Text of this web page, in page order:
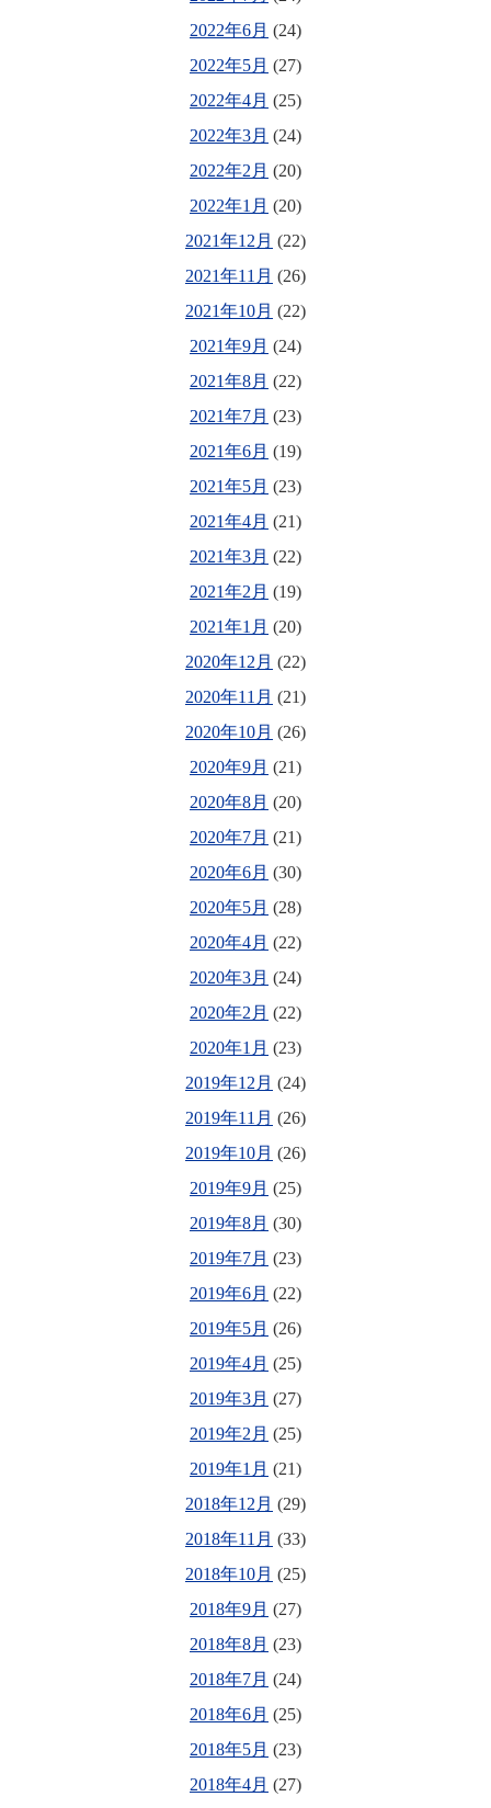
2022年6月 (24)
2022年5月 (27)
2022年4月 (25)
2022年3月 (24)
2022年2月 (20)
2022年1月 (20)
2021年12月 (22)
2021年11月 (26)
2021年10月 (22)
2021年9月 (24)
2021年8月 (22)
2021年7月 (23)
2021年6月 (19)
2021年5月 (23)
2021年4月 (21)
2021年3月 (22)
2021年2月 (19)
2021年1月 (20)
2020年12月 (22)
2020年11月 (21)
2020年10月 (26)
2020年9月 (21)
2020年8月 (20)
2020年7月 (21)
2020年6月 (30)
2020年5月 (28)
2020年4月 (22)
2020年3月 (24)
2020年2月 (22)
2020年1月 (23)
2019年12月 (24)
2019年11月 (26)
2019年10月 (26)
2019年9月 (25)
2019年8月 (30)
2019年7月 (23)
2019年6月 (22)
2019年5月 (26)
2019年4月 (25)
2019年3月 (27)
2019年2月 (25)
2019年1月 (21)
2018年12月 (29)
2018年11月 (33)
2018年10月 (25)
2018年9月 (27)
2018年8月 (23)
2018年7月 (24)
2018年6月 (25)
2018年5月 (23)
2018年4月 (27)